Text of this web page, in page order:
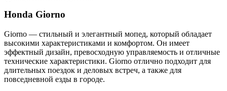
Honda Giorno
Giorno — стильный и элегантный мопед, который обладает
высокими характеристиками и комфортом. Он имеет
эффектный дизайн, превосходную управляемость и отличные
технические характеристики. Giorno отлично подходит для
длительных поездок и деловых встреч, а также для
повседневной езды в городе.